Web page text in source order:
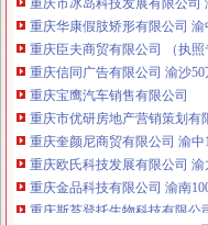
重庆华康假肢矫形有限公司 渝
重庆臣夫商贸有限公司 （执照
重庆信同广告有限公司 渝沙50
重庆宝鹰汽车销售有限公司
重庆市优研房地产营销策划有
重庆奎颜尼商贸有限公司 渝中
重庆欧氏科技发展有限公司 渝
重庆金品科技有限公司 渝南
重庆斯苔登托生物科技有限公
重庆安赐商贸有限公司 渝江10